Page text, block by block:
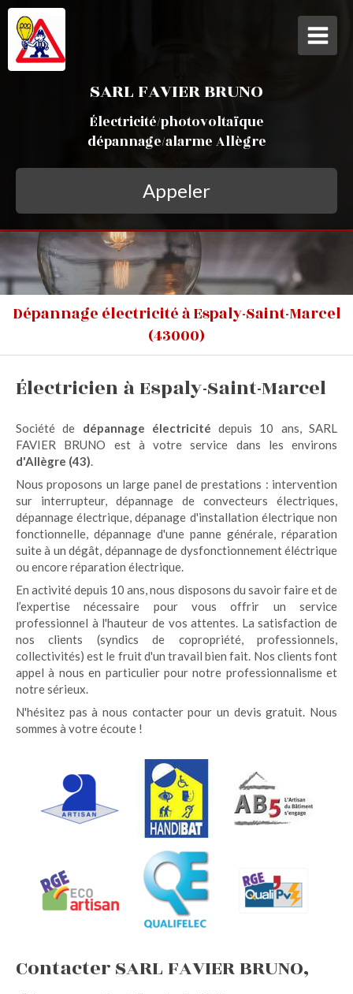
SARL FAVIER BRUNO
Électricité/photovoltaïque
dépannage/alarme Allègre
Appeler
Dépannage électricité à Espaly-Saint-Marcel
(43000)
Électricien à Espaly-Saint-Marcel
Société de dépannage électricité depuis 10 ans, SARL
FAVIER BRUNO est à votre service dans les environs
d'Allègre (43).
Nous proposons un large panel de prestations : intervention
sur interrupteur, dépannage de convecteurs électriques,
dépannage électrique, dépanage d'installation électrique non
fonctionnelle, dépannage d'une panne générale, réparation
suite à un dégât, dépannage de dysfonctionnement éléctrique
ou encore réparation électrique.
En activité depuis 10 ans, nous disposons du savoir faire et de
l’expertise nécessaire pour vous offrir un service
professionnel à l'hauteur de vos attentes. La satisfaction de
nos clients (syndics de copropriété, professionnels,
collectivités) est le fruit d'un travail bien fait. Nos clients font
appel à nous en particulier pour notre professionnalisme et
notre sérieux.
N'hésitez pas à nous contacter pour un devis gratuit. Nous
sommes à votre écoute !
Contacter SARL FAVIER BRUNO,